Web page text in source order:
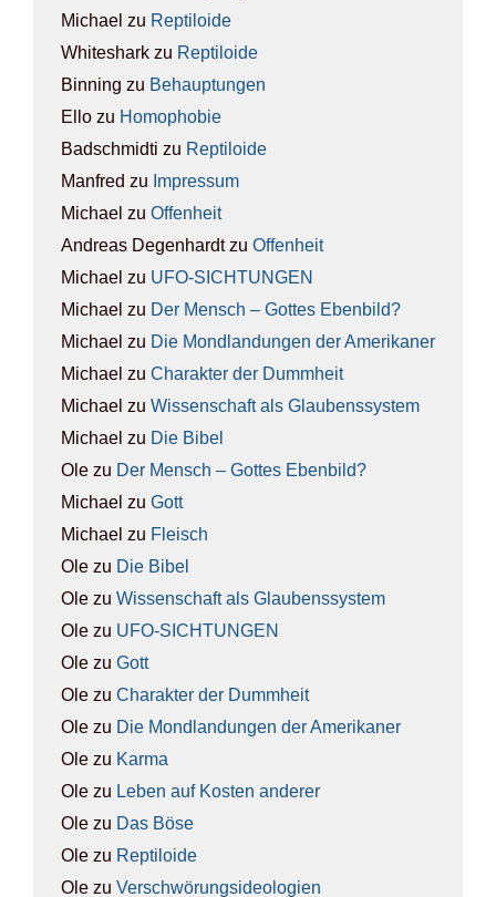
Michael zu Rep­ti­lo­ide
Whiteshark zu Rep­ti­lo­ide
Binning zu Behaup­tun­gen
Ello zu Homo­pho­bie
Badschmidti zu Rep­ti­lo­ide
Manfred zu Impres­sum
Michael zu Offen­heit
Andreas Degenhardtzu Offen­heit
Michael zu UFO-SICH­TUN­GEN
Michael zu Der Mensch – Got­tes Eben­bild?
Michael zu Die Mond­lan­dun­gen der Ame­ri­ka­ner
Michael zu Cha­rak­ter der Dumm­heit
Michael zu Wis­sen­schaft als Glau­bens­sys­tem
Michael zu Die Bibel
Ole zu Der Mensch – Got­tes Eben­bild?
Michael zu Gott
Michael zu Fleisch
Ole zu Die Bibel
Ole zu Wis­sen­schaft als Glau­bens­sys­tem
Ole zu UFO-SICH­TUN­GEN
Ole zu Gott
Ole zu Cha­rak­ter der Dumm­heit
Ole zu Die Mond­lan­dun­gen der Ame­ri­ka­ner
Ole zu Kar­ma
Ole zu Leben auf Kos­ten ande­rer
Ole zu Das Böse
Ole zu Rep­ti­lo­ide
Ole zu Ver­schwö­rungs­ideo­lo­gien